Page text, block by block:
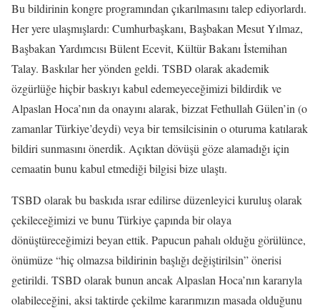
Bu bildirinin kongre programından çıkarılmasını talep ediyorlardı.
Her yere ulaşmışlardı: Cumhurbaşkanı, Başbakan Mesut Yılmaz,
Başbakan Yardımcısı Bülent Ecevit, Kültür Bakanı İstemihan
Talay. Baskılar her yönden geldi. TSBD olarak akademik
özgürlüğe hiçbir baskıyı kabul edemeyeceğimizi bildirdik ve
Alpaslan Hoca’nın da onayını alarak, bizzat Fethullah Gülen’in (o
zamanlar Türkiye’deydi) veya bir temsilcisinin o oturuma katılarak
bildiri sunmasını önerdik. Açıktan dövüşü göze alamadığı için
cemaatin bunu kabul etmediği bilgisi bize ulaştı.
TSBD olarak bu baskıda ısrar edilirse düzenleyici kuruluş olarak
çekileceğimizi ve bunu Türkiye çapında bir olaya
dönüştüreceğimizi beyan ettik. Papucun pahalı olduğu görülünce,
önümüze “hiç olmazsa bildirinin başlığı değiştirilsin” önerisi
getirildi. TSBD olarak bunun ancak Alpaslan Hoca’nın kararıyla
olabileceğini, aksi taktirde çekilme kararımızın masada olduğunu